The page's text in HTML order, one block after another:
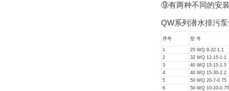
⑨有两种不同的安
QW系列潜水排污
序号 型 号
1
25 WQ 8-22-1.1
2
32 WQ 12-15-1.1
3
40 WQ 15-15-1.5
4
40 WQ 15-30-2.2
5
50 WQ 20-7-0.75
6
50 WQ 10-10-0.75